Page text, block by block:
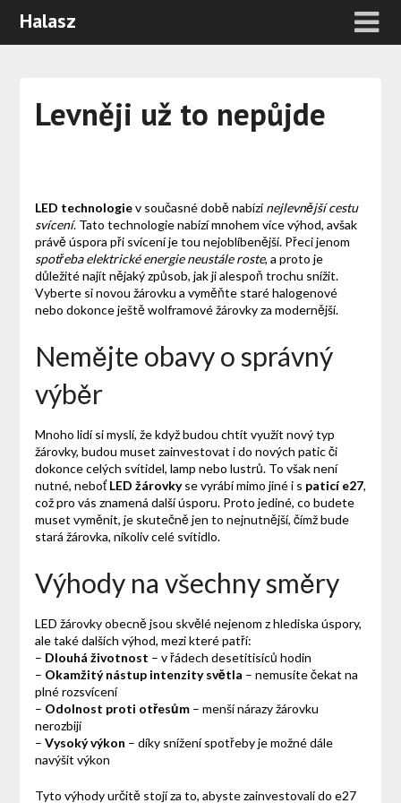
Halasz
Levněji už to nepůjde
LED technologiev současné době nabízínejlevnější cestu
svícení. Tato technologie nabízí mnohem více výhod, avšak
právě úspora při svícení je tou nejoblíbenější. Přeci jenom
spotřeba elektrické energie neustále roste, a proto je
důležité najít nějaký způsob, jak ji alespoň trochu snížit.
Vyberte si novou žárovku a vyměňte staré halogenové
nebo dokonce ještě wolframové žárovky za modernější.
Nemějte obavy o správný
výběr
Mnoho lidí si myslí, že když budou chtít využít nový typ
žárovky, budou muset zainvestovat i do nových patic či
dokonce celých svítidel, lamp nebo lustrů. To však není
nutné, neboťLED žárovkyse vyrábí mimo jiné i s paticí e27,
což pro vás znamená další úsporu. Proto jediné, co budete
muset vyměnit, je skutečně jen to nejnutnější, čímž bude
stará žárovka, nikoliv celé svítidlo.
Výhody na všechny směry
LED žárovky obecně jsou skvělé nejenom z hlediska úspory,
ale také dalších výhod, mezi které patří:
– Dlouhá životnost – v řádech desetitisíců hodin
– Okamžitý nástup intenzity světla – nemusíte čekat na
plné rozsvícení
– Odolnost proti otřesům– menší nárazy žárovku
nerozbijí
– Vysoký výkon – díky snížení spotřeby je možné dále
navýšit výkon
Tyto výhody určitě stojí za to, abyste zainvestovali do e27